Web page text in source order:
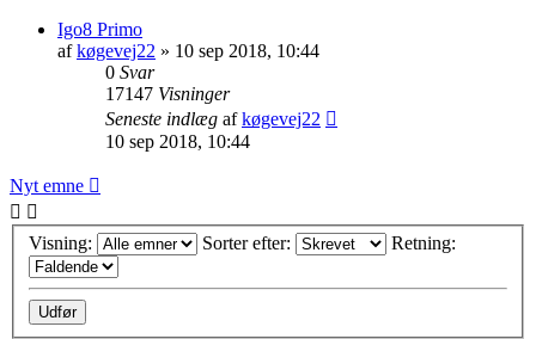
Igo8 Primo
afkøgevej22 » 10 sep 2018, 10:44
0 Svar
17147 Visninger
Seneste indlæg afkøgevej22
10 sep 2018, 10:44
Nyt emne
Visning: Sorter efter: Retning: